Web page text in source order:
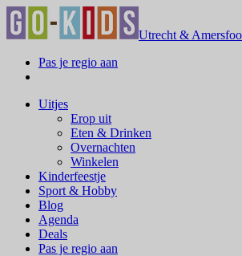
Utrecht &
Pas je regio aan
Uitjes
Erop uit
Eten & Drinken
Overnachten
Winkelen
Kinderfeestje
Sport & Hobby
Blog
Agenda
Deals
Pas je regio aan